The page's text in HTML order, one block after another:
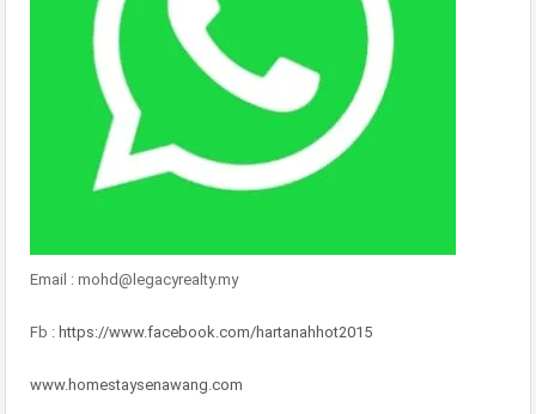
Email : mohd@legacyrealty.my
Fb : https://www.facebook.com/hartanahhot2015
www.homestaysenawang.com